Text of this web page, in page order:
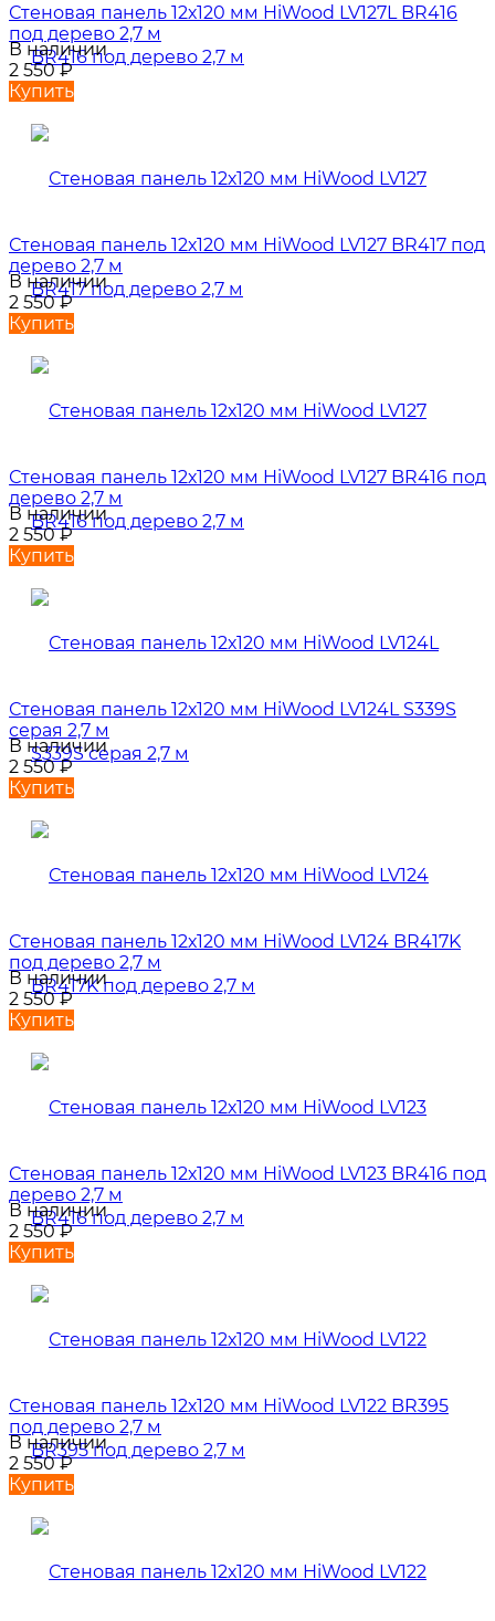
Стеновая панель 12х120 мм HiWood LV127L BR416
под дерево 2,7 м
В наличии
2 550₽
Купить
Стеновая панель 12х120 мм HiWood LV127 BR417 под
дерево 2,7 м
В наличии
2 550₽
Купить
Стеновая панель 12х120 мм HiWood LV127 BR416 под
дерево 2,7 м
В наличии
2 550₽
Купить
Стеновая панель 12х120 мм HiWood LV124L S339S
серая 2,7 м
В наличии
2 550₽
Купить
Стеновая панель 12х120 мм HiWood LV124 BR417K
под дерево 2,7 м
В наличии
2 550₽
Купить
Стеновая панель 12х120 мм HiWood LV123 BR416 под
дерево 2,7 м
В наличии
2 550₽
Купить
Стеновая панель 12х120 мм HiWood LV122 BR395
под дерево 2,7 м
В наличии
2 550₽
Купить